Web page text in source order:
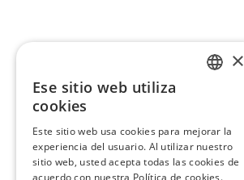
×
Ese sitio web utiliza
cookies
Este sitio web usa cookies para mejorar la
experiencia del usuario. Al utilizar nuestro
sitio web, usted acepta todas las cookies de
acuerdo con nuestra Política de cookies.